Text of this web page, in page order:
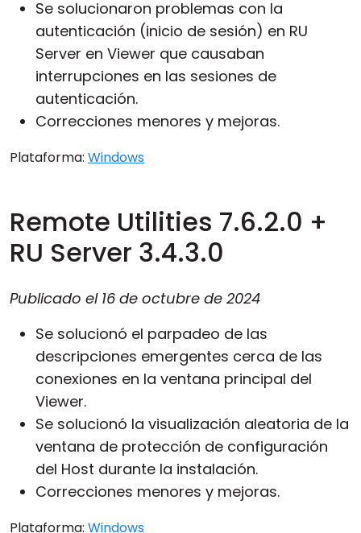
Se solucionaron problemas con la
autenticación (inicio de sesión) en RU
Server en Viewer que causaban
interrupciones en las sesiones de
autenticación.
Correcciones menores y mejoras.
Plataforma: Windows
Remote Utilities 7.6.2.0 +
RU Server 3.4.3.0
Publicado el 16 de octubre de 2024
Se solucionó el parpadeo de las
descripciones emergentes cerca de las
conexiones en la ventana principal del
Viewer.
Se solucionó la visualización aleatoria de la
ventana de protección de configuración
del Host durante la instalación.
Correcciones menores y mejoras.
Plataforma: Windows
Nube y local